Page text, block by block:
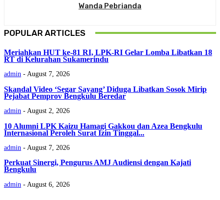
Wanda Pebrianda
POPULAR ARTICLES
Meriahkan HUT ke-81 RI, LPK-RI Gelar Lomba Libatkan 18
RT di Kelurahan Sukamerindu
admin - August 7, 2026
Skandal Video ‘Segar Sayang’ Diduga Libatkan Sosok Mirip
Pejabat Pemprov Bengkulu Beredar
admin - August 2, 2026
‎10 Alumni LPK Kaizu Hamagi Gakkou dan Azea Bengkulu
Internasional Peroleh Surat Izin Tinggal...
admin - August 7, 2026
Perkuat Sinergi, Pengurus AMJ Audiensi dengan Kajati
Bengkulu
admin - August 6, 2026